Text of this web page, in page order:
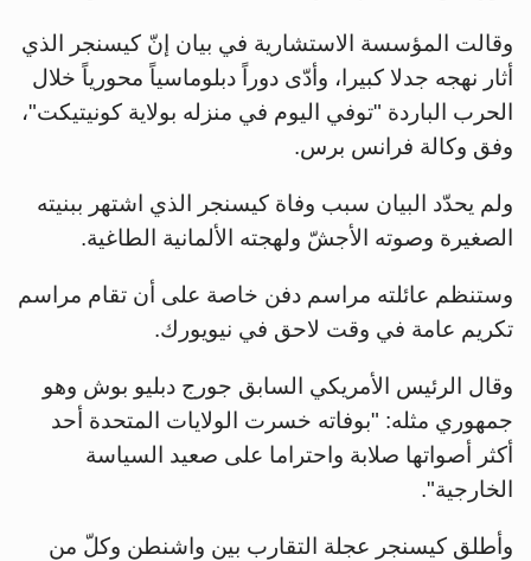
وقالت المؤسسة الاستشارية في بيان إنّ كيسنجر الذي
أثار نهجه جدلا كبيرا، وأدّى دوراً دبلوماسياً محورياً خلال
الحرب الباردة "توفي اليوم في منزله بولاية كونيتيكت"،
وفق وكالة فرانس برس.
ولم يحدّد البيان سبب وفاة كيسنجر الذي اشتهر ببنيته
الصغيرة وصوته الأجشّ ولهجته الألمانية الطاغية.
وستنظم عائلته مراسم دفن خاصة على أن تقام مراسم
تكريم عامة في وقت لاحق في نيويورك.
وقال الرئيس الأمريكي السابق جورج دبليو بوش وهو
جمهوري مثله: "بوفاته خسرت الولايات المتحدة أحد
أكثر أصواتها صلابة واحتراما على صعيد السياسة
الخارجية".
وأطلق كيسنجر عجلة التقارب بين واشنطن وكلّ من